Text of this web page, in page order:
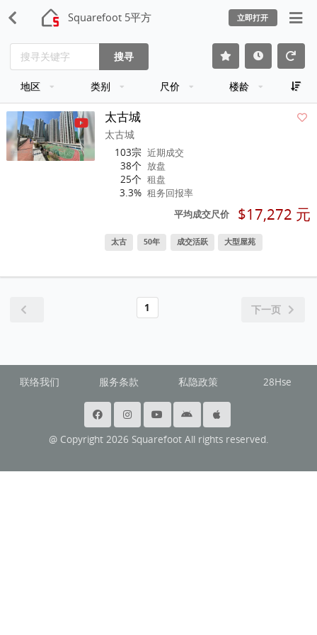
Squarefoot 5平方 立即打开
搜寻
地区 类别 尺价 楼龄
太古城
太古城
103宗 近期成交
38个 放盘
25个 租盘
3.3% 租务回报率
平均成交尺价 $17,272 元
太古 50年 成交活跃 大型屋苑
1 下一页
联络我们 服务条款 私隐政策 28Hse
@ Copyright 2026 Squarefoot All rights reserved.